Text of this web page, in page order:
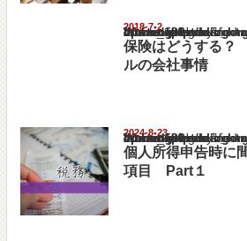
2018-7-2
Warning
: Undefined array key "show_category" in
/home/netst/kuno-cpa.co.jp/public_html/
on line183
保険はどうする？
ルの会社事情
2024-8-23
Warning
: Undefined array key "show_category" in
/home/netst/kuno-cpa.co.jp/public_html/
on line183
個人所得申告時に
項目 Part１